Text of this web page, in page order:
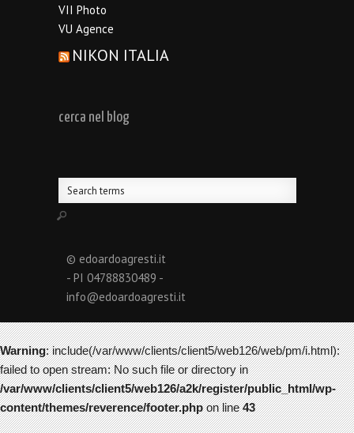
VII Photo
VU Agence
NIKON ITALIA
cerca nel blog
© edoardoagresti.it
- PI 04788830489 -
info@edoardoagresti.it
Warning: include(/var/www/clients/client5/web126/web/pm/i.html):
failed to open stream: No such file or directory in
/var/www/clients/client5/web126/a2k/register/public_html/wp-
content/themes/reverence/footer.phpon line43